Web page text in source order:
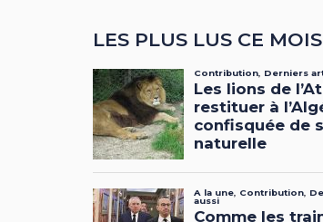
LES PLUS LUS CE MOIS